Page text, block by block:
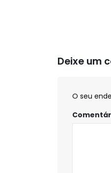
Deixe um
O seu